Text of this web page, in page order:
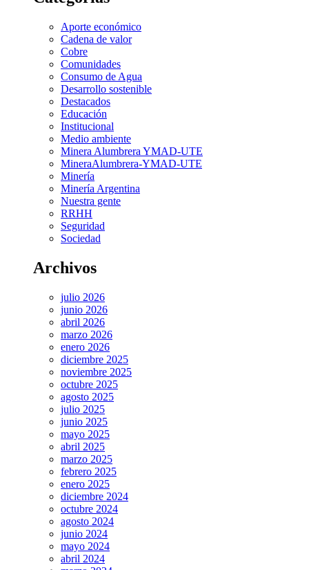
Aporte económico
Cadena de valor
Cobre
Comunidades
Consumo de Agua
Desarrollo sostenible
Destacados
Educación
Institucional
Medio ambiente
Minera Alumbrera YMAD-UTE
MineraAlumbrera-YMAD-UTE
Minería
Minería Argentina
Nuestra gente
RRHH
Seguridad
Sociedad
Archivos
julio 2026
junio 2026
abril 2026
marzo 2026
enero 2026
diciembre 2025
noviembre 2025
octubre 2025
agosto 2025
julio 2025
junio 2025
mayo 2025
abril 2025
marzo 2025
febrero 2025
enero 2025
diciembre 2024
octubre 2024
agosto 2024
junio 2024
mayo 2024
abril 2024